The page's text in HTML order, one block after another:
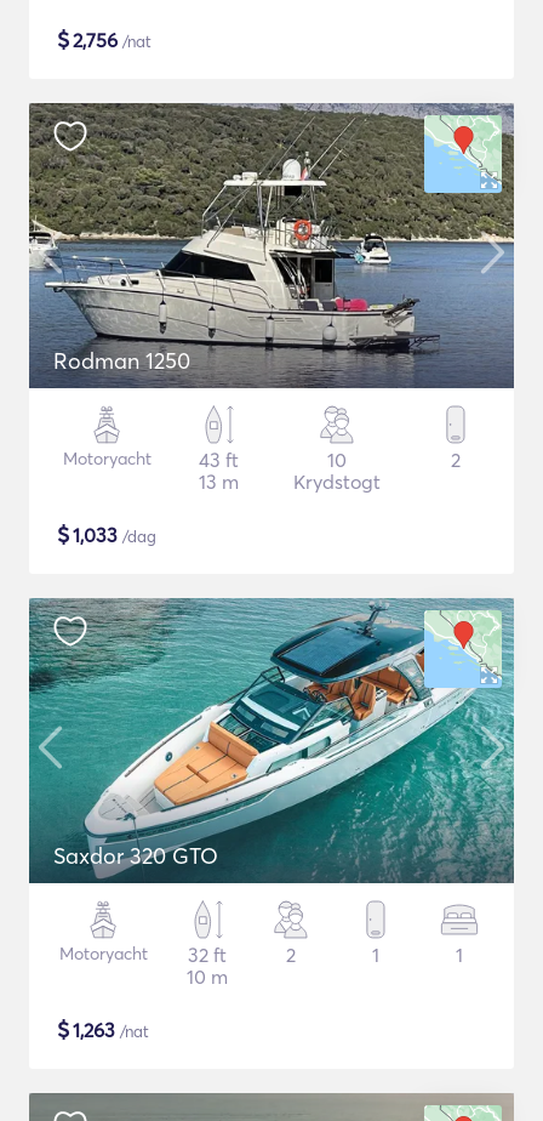
$2,756 /nat
Rodman 1250
Motoryacht
43 ft
13 m
10
Krydstogt
2
$1,033 /dag
Saxdor 320 GTO
Motoryacht
32 ft
10 m
2 1 1
$1,263 /nat